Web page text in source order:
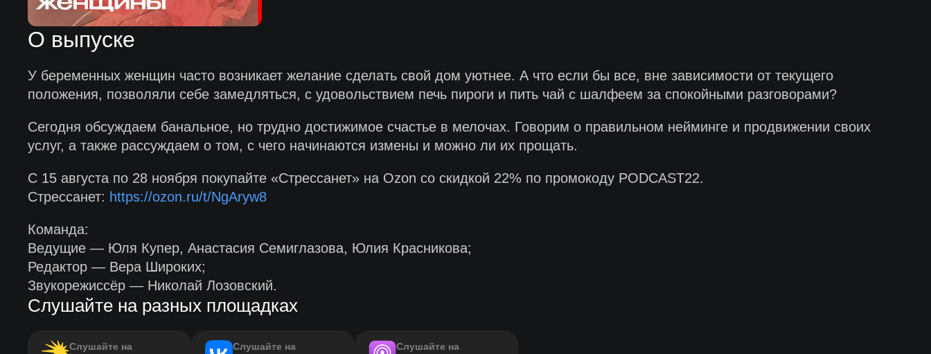
О выпуске
У беременных женщин часто возникает желание сделать свой дом уютнее. А что если бы все, вне зависимости от текущего
положения, позволяли себе замедляться, с удовольствием печь пироги и пить чай с шалфеем за спокойными разговорами?
Сегодня обсуждаем банальное, но трудно достижимое счастье в мелочах. Говорим о правильном нейминге и продвижении своих
услуг, а также рассуждаем о том, с чего начинаются измены и можно ли их прощать.
С 15 августа по 28 ноября покупайте «Стрессанет» на Ozon со скидкой 22% по промокоду PODCAST22.
Стрессанет: https://ozon.ru/t/NgAryw8
Команда:
Ведущие — Юля Купер, Анастасия Семиглазова, Юлия Красникова;
Редактор — Вера Широких;
Звукорежиссёр — Николай Лозовский.
Слушайте на разных площадках
Слушайте на Слушайте на Слушайте на